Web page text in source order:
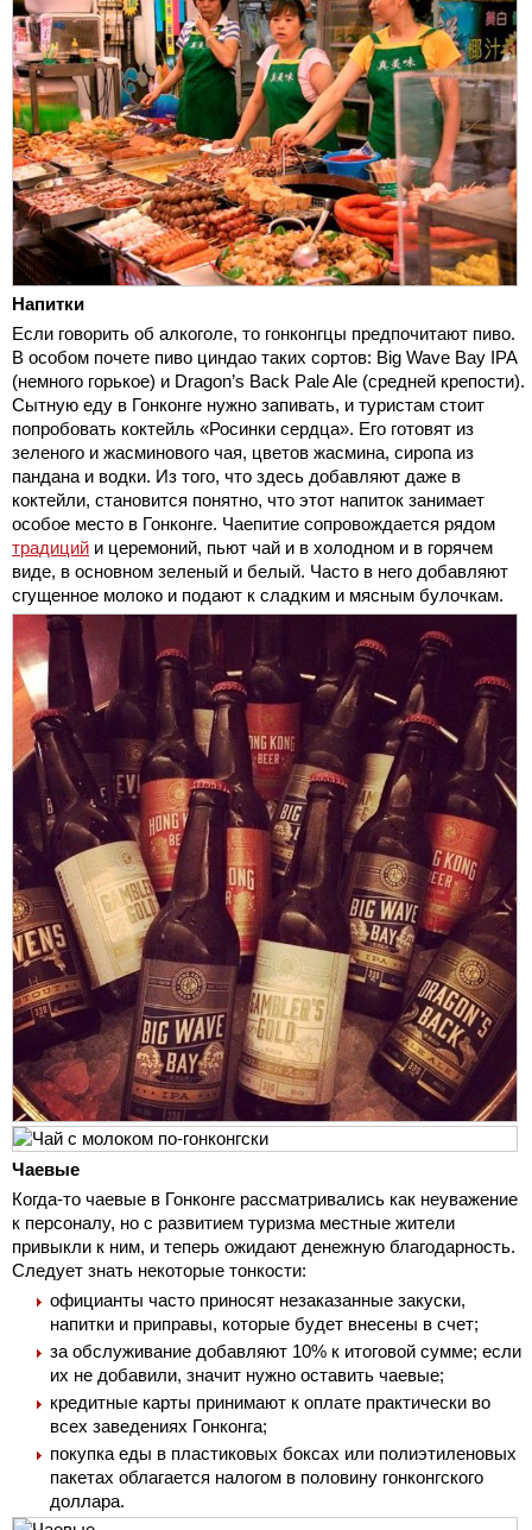
Напитки
Если говорить об алкоголе, то гонконгцы предпочитают пиво.
В особом почете пиво циндао таких сортов: Big Wave Bay IPA
(немного горькое) и Dragon’s Back Pale Ale (средней крепости).
Сытную еду в Гонконге нужно запивать, и туристам стоит
попробовать коктейль «Росинки сердца». Его готовят из
зеленого и жасминового чая, цветов жасмина, сиропа из
пандана и водки. Из того, что здесь добавляют даже в
коктейли, становится понятно, что этот напиток занимает
особое место в Гонконге. Чаепитие сопровождается рядом
традиций и церемоний, пьют чай и в холодном и в горячем
виде, в основном зеленый и белый. Часто в него добавляют
сгущенное молоко и подают к сладким и мясным булочкам.
Чаевые
Когда-то чаевые в Гонконге рассматривались как неуважение
к персоналу, но с развитием туризма местные жители
привыкли к ним, и теперь ожидают денежную благодарность.
Следует знать некоторые тонкости:
официанты часто приносят незаказанные закуски,
напитки и приправы, которые будет внесены в счет;
за обслуживание добавляют 10% к итоговой сумме; если
их не добавили, значит нужно оставить чаевые;
кредитные карты принимают к оплате практически во
всех заведениях Гонконга;
покупка еды в пластиковых боксах или полиэтиленовых
пакетах облагается налогом в половину гонконгского
доллара.